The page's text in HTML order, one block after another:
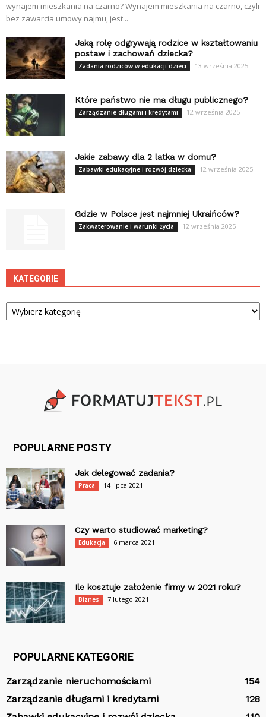
wynajem mieszkania na czarno? Wynajem mieszkania na czarno, czyli
bez zawarcia umowy najmu, jest...
Jaką rolę odgrywają rodzice w kształtowaniu
postaw i zachowań dziecka?
Zadania rodziców w edukacji dzieci 13 września 2025
Które państwo nie ma długu publicznego?
Zarządzanie długami i kredytami 12 września 2025
Jakie zabawy dla 2 latka w domu?
Zabawki edukacyjne i rozwój dziecka 12 września 2025
Gdzie w Polsce jest najmniej Ukraińców?
Zakwaterowanie i warunki życia 12 września 2025
KATEGORIE
Kategorie
POPULARNE POSTY
Jak delegować zadania?
Praca 14 lipca 2021
Czy warto studiować marketing?
Edukacja 6 marca 2021
Ile kosztuje założenie firmy w 2021 roku?
Biznes 7 lutego 2021
POPULARNE KATEGORIE
Zarządzanie nieruchomościami
154
Zarządzanie długami i kredytami
128